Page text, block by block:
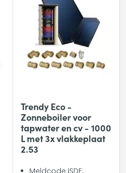
Trendy Eco -
Zonneboiler voor
tapwater en cv - 1000
L met 3x vlakkeplaat
2.53
Meldcode ISDE: